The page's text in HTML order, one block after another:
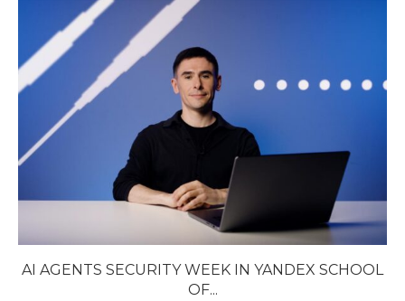
AI AGENTS SECURITY WEEK IN YANDEX SCHOOL
OF...